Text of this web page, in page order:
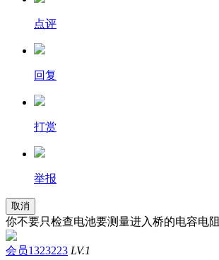
点评
回复
打赏
举报
取消
你不要只检查电池要测量进入桥的电容电阻
会员1323223 LV.1